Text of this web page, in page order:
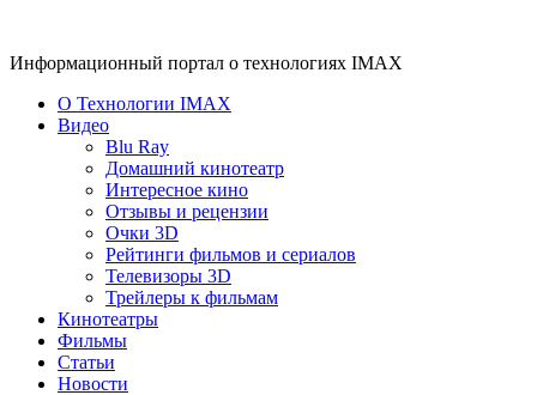
Информационный портал о технологиях IMAX
О Технологии IMAX
Видео
Blu Ray
Домашний кинотеатр
Интересное кино
Отзывы и рецензии
Очки 3D
Рейтинги фильмов и сериалов
Телевизоры 3D
Трейлеры к фильмам
Кинотеатры
Фильмы
Статьи
Новости